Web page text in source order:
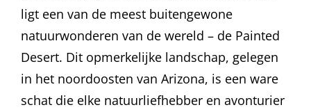
ligt een van de meest buitengewone
natuurwonderen van de wereld – de Painted
Desert. Dit opmerkelijke landschap, gelegen
in het noordoosten van Arizona, is een ware
schat die elke natuurliefhebber en avonturier